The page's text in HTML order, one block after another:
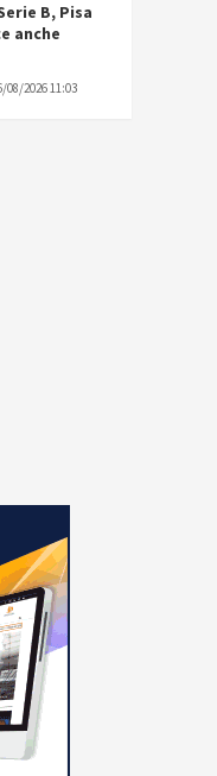
B, Pisa
anche
08/2026 11:03